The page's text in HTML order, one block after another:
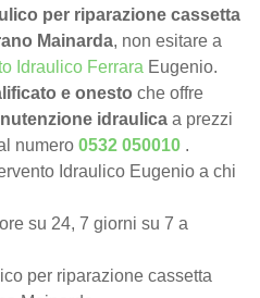
per riparazione cassetta
Mainarda, non esitare a
Idraulico Ferrara Eugenio.
e onesto che offre
idraulica a prezzi
numero0532 050010 .
Idraulico Eugenio a chi
su 24, 7 giorni su 7 a
per riparazione cassetta